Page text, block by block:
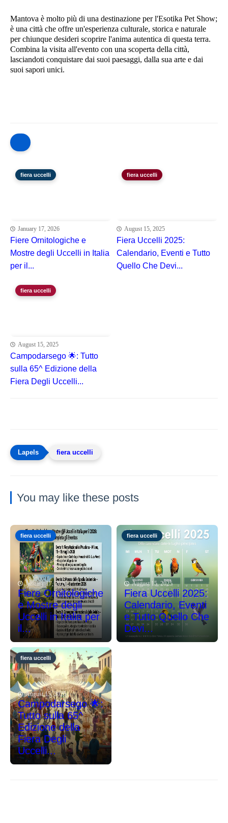
Mantova è molto più di una destinazione per l'Esotika Pet Show;
è una città che offre un'esperienza culturale, storica e naturale
per chiunque desideri scoprire l'anima autentica di questa terra.
Combina la visita all'evento con una scoperta della città,
lasciandoti conquistare dai suoi paesaggi, dalla sua arte e dai
suoi sapori unici.
fiera uccelli
January 17, 2026
Fiere Ornitologiche e
Mostre degli Uccelli in Italia
per il...
fiera uccelli
August 15, 2025
Fiera Uccelli 2025:
Calendario, Eventi e Tutto
Quello Che Devi...
fiera uccelli
August 15, 2025
Campodarsego 🌟: Tutto
sulla 65^ Edizione della
Fiera Degli Uccelli...
fiera uccelli
You may like these posts
fiera uccelli
January 17, 2026
Fiere Ornitologiche
e Mostre degli
Uccelli in Italia per
il...
fiera uccelli
August 15, 2025
Fiera Uccelli 2025:
Calendario, Eventi
e Tutto Quello Che
Devi...
fiera uccelli
August 15, 2025
Campodarsego 🌟:
Tutto sulla 65^
Edizione della
Fiera Degli
Uccelli...